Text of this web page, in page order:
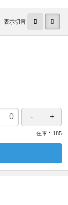
表示切替
在庫
185